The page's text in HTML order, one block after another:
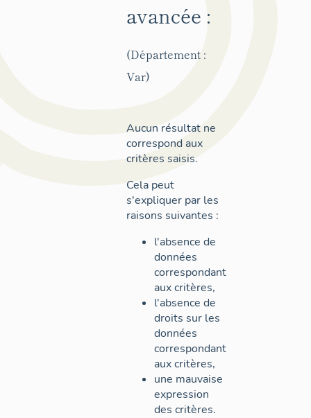
avancée :
(Département :
Var)
Aucun résultat ne
correspond aux
critères saisis.
Cela peut
s'expliquer par les
raisons suivantes :
l'absence de
données
correspondant
aux critères,
l'absence de
droits sur les
données
correspondant
aux critères,
une mauvaise
expression
des critères.